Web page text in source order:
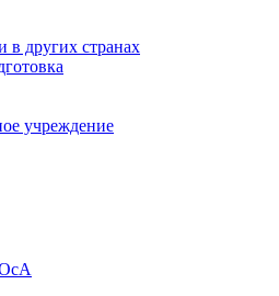
в других странах
учреждение